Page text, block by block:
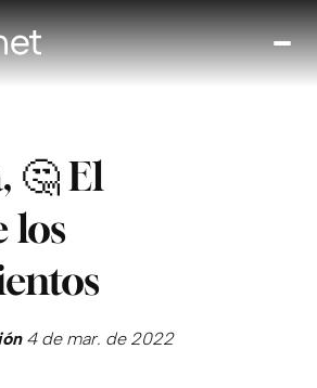
🤔 El
los
4 de mar. de 2022